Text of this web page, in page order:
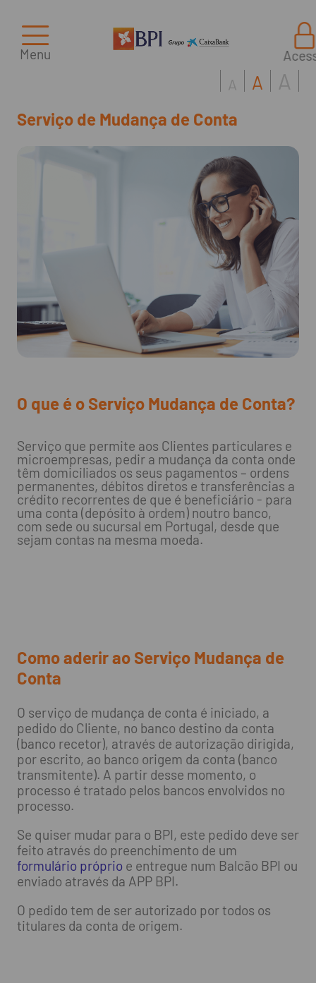
Menu
Serviço de Mudança de Conta
A A A
O que é o Serviço Mudança de Conta?
Serviço que permite aos Clientes particulares e
microempresas, pedir a mudança da conta onde
têm domiciliados os seus pagamentos – ordens
permanentes, débitos diretos e transferências a
crédito recorrentes de que é beneficiário - para
uma conta (depósito à ordem) noutro banco,
com sede ou sucursal em Portugal, desde que
sejam contas na mesma moeda.
Como aderir ao Serviço Mudança de
Conta
O serviço de mudança de conta é iniciado, a
pedido do Cliente, no banco destino da conta
(banco recetor), através de autorização dirigida,
por escrito, ao banco origem da conta (banco
transmitente). A partir desse momento, o
processo é tratado pelos bancos envolvidos no
processo.
Se quiser mudar para o BPI, este pedido deve ser
feito através do preenchimento de um
formulário próprio e entregue num Balcão BPI ou
enviado através da APP BPI.
O pedido tem de ser autorizado por todos os
titulares da conta de origem.